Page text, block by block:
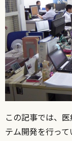
この記事では、
テム開発を行っ